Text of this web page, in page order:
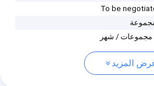
To be
المزيد